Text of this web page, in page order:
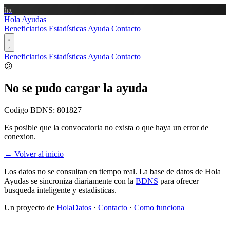
ha
Hola Ayudas
Beneficiarios Estadísticas Ayuda Contacto
Beneficiarios Estadísticas Ayuda Contacto
😕
No se pudo cargar la ayuda
Codigo BDNS: 801827
Es posible que la convocatoria no exista o que haya un error de
conexion.
← Volver al inicio
Los datos no se consultan en tiempo real. La base de datos de Hola
Ayudas se sincroniza diariamente con la BDNS para ofrecer
busqueda inteligente y estadisticas.
Un proyecto de HolaDatos · Contacto · Como funciona